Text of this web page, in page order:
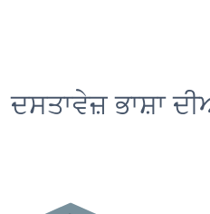
ਦਸਤਾਵੇਜ਼ ਭਾਸ਼ਾ